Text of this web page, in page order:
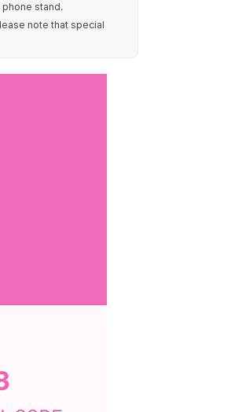
phone stand.
note that special